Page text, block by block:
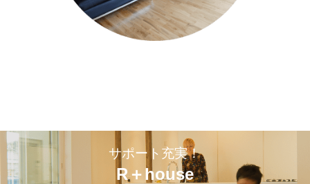
サポート充実！
R＋house